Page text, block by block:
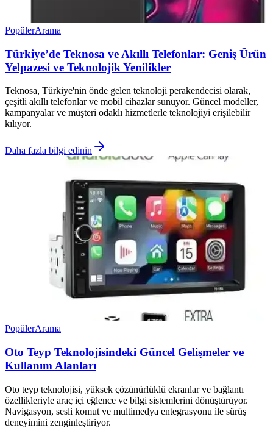
PopülerArama
Türkiye’de Teknosa ve Akıllı Telefonlar: Geniş Ürün
Yelpazesi ve Teknolojik Yenilikler
Teknosa, Türkiye'nin önde gelen teknoloji perakendecisi olarak,
çeşitli akıllı telefonlar ve mobil cihazlar sunuyor. Güncel modeller,
kampanyalar ve müşteri odaklı hizmetlerle teknolojiyi erişilebilir
kılıyor.
Daha fazla bilgi edinin
PopülerArama
Oto Teyp Teknolojisindeki Güncel Gelişmeler ve
Kullanım Alanları
Oto teyp teknolojisi, yüksek çözünürlüklü ekranlar ve bağlantı
özellikleriyle araç içi eğlence ve bilgi sistemlerini dönüştürüyor.
Navigasyon, sesli komut ve multimedya entegrasyonu ile sürüş
deneyimini zenginleştiriyor.